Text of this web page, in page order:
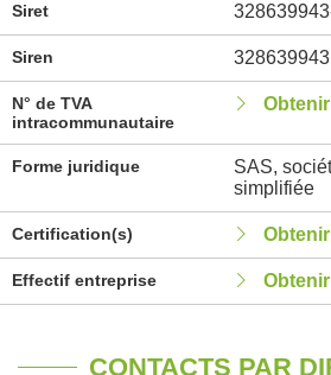
Siret
Siren 328639943
N° de TVA
intracommunautaire
Forme juridique
SAS,
simplifiée
Certification(s)
Effectif entreprise
CONTACTS PAR